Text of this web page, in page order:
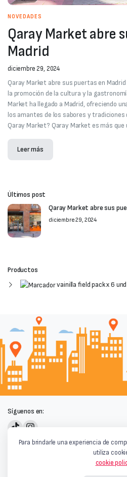
NOVEDADES
Qaray Market abre
Madrid
diciembre 29, 2024
Qaray Market abre sus puertas en
la promoción de la cultura y la
Market ha llegado a Madrid, ofreciendo
los amantes de los sabores y tradiciones
Qaray Market? Qaray Market es más que
Leer más
Últimos post
Qaray Market abre sus
diciembre 29, 2024
Productos
vainilla field pack x 6 und
Síguenos en:
Powered by
Para brindarle una experiencia de
utiliza
cookie